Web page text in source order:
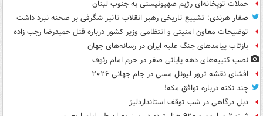
حملات توپخانه‌ای رژیم صهیونیستی به جنوب لبنان
صفار هرندی: تشییع تاریخی رهبر انقلاب تاثیر شگرفی بر صحنه نبرد داشت
توضیحات معاون امنیتی و انتظامی وزیر کشور درباره قتل حمیدرضا رجب زاده
بازتاب پیامدهای جنگ علیه ایران در رسانه‌های جهان
نصب کتیبه‌های دهه پایانی صفر در حرم امام رئوف
افشای نقشه ترور لیونل مسی در جام جهانی ۲۰۲۶
چند نکته درباره توافق مکه!
دبل درگاهی در شب توقف استانداردلیژ